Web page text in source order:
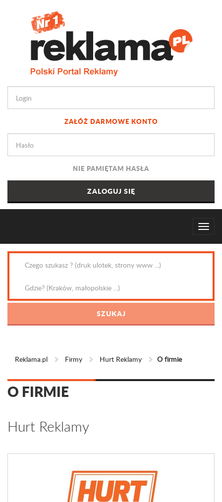
ZAŁÓŻ DARMOWE KONTO
NIE PAMIĘTAM HASŁA
Reklama.pl Firmy Hurt Reklamy O firmie
O FIRMIE
Hurt Reklamy